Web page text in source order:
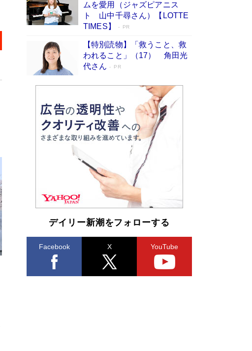
す
Book Bang
「『火垂るの墓』は、大嘘である」原作者が抱き
続けた“自責の念”とは…「自己憐憫は描きたくな
い」監督が徹底的にこだわったこと（後編） #
戦争の記憶
Book Bang
美輪明宏 晩年の回答を集めた『ほほえんで生き
るための人生相談』がランクイン［エンターテイ
メントベストセラー］
Book Bang
「宇宙兄弟」最終46巻がベストセラー1位 宇宙
開発への関心を押し上げた18年の物語に幕 特装
版には「宇宙で描かれたマンガ」も収録
Book Bang
友近氏、絶賛！ 鎌倉を舞台に、孤独を抱えた
人々が新たな一歩を踏み出す連作短篇集『海のほ
とりのプラネット』試し読み
Book Bang
ムを愛用（ジャズピアニス
ト 山中千尋さん）【LOTTE
TIMES】
PR
【特別読物】「救うこと、救
われること」（17） 角田光
代さん
PR
デイリー新潮をフォローする
Facebook X YouTube